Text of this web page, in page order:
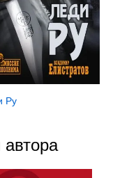
Ру
автора